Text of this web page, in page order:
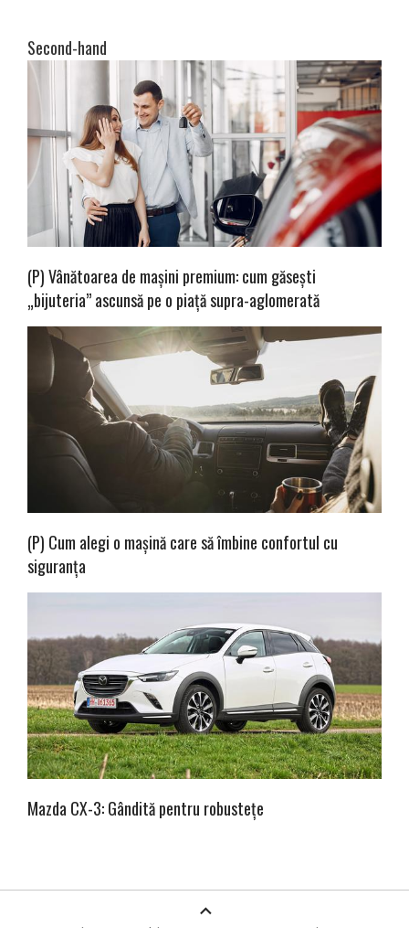
Second-hand
(P) Vânătoarea de mașini premium: cum găsești
„bijuteria” ascunsă pe o piață supra-aglomerată
(P) Cum alegi o mașină care să îmbine confortul cu
siguranța
Mazda CX-3: Gândită pentru robustețe